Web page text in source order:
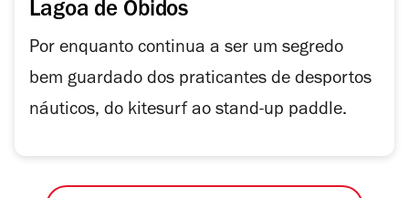
Lagoa de Óbidos
Por enquanto continua a ser um segredo
bem guardado dos praticantes de desportos
náuticos, do kitesurf ao stand-up paddle.